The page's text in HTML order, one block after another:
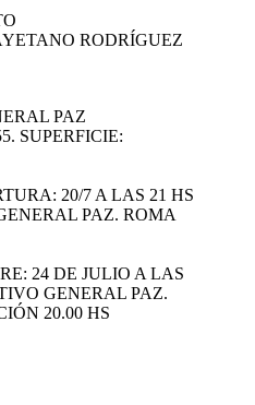
RODRÍGUEZ
PAZ
SUPERFICIE:
20/7 A LAS 21 HS
PAZ. ROMA
24 DE JULIO A LAS
GENERAL PAZ.
20.00 HS